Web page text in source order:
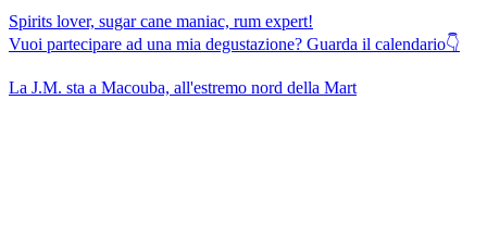
Spirits lover, sugar cane maniac, rum expert!
Vuoi partecipare ad una mia degustazione? Guarda il calendario👇
La J.M. sta a Macouba, all'estremo nord della Mart